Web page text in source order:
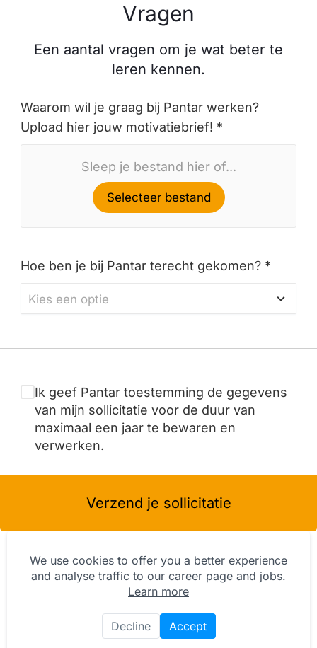
Vragen
Een aantal vragen om je wat beter te
leren kennen.
Waarom wil je graag bij Pantar werken?
Upload hier jouw motivatiebrief! *
Sleep je bestand hier of...
Selecteer bestand
Hoe ben je bij Pantar terecht gekomen? *
Ik geef Pantar toestemming de gegevens
van mijn sollicitatie voor de duur van
maximaal een jaar te bewaren en
verwerken.
Verzend je sollicitatie
We use cookies to offer you a better experience
and analyse traffic to our career page and jobs.
Learn more
Decline Accept